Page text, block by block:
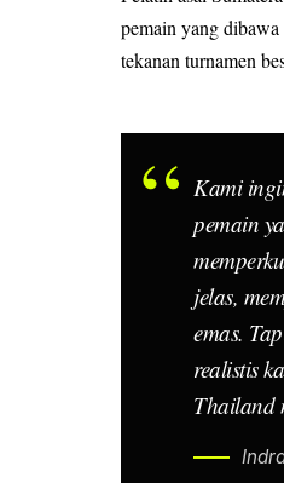
pemain yang dibawa
tekanan turnamen
Kami
pemain
jelas,
emas.
realistis
Thailand